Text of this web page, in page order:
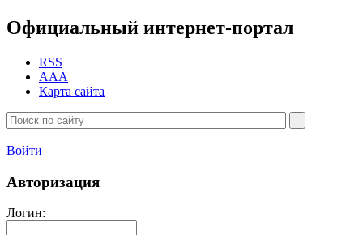
Официальный интернет-портал
RSS
AAA
Карта сайта
Войти
Авторизация
Логин: